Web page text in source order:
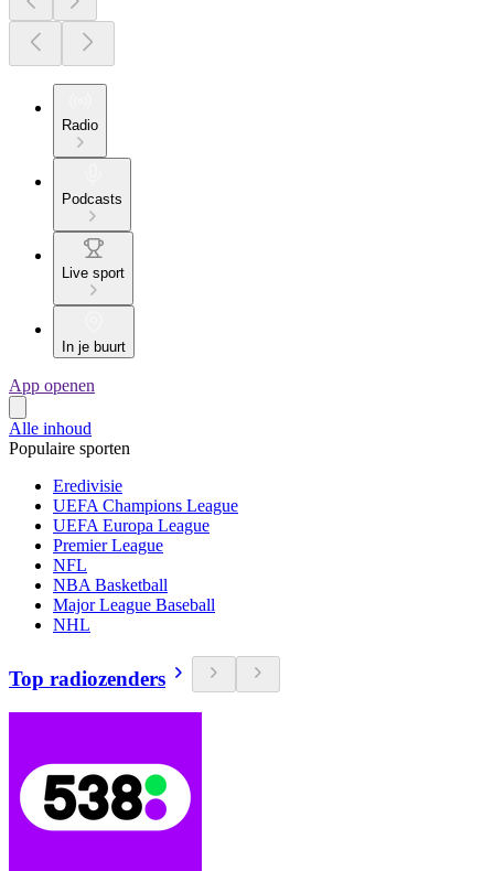
Radio
Podcasts
Live sport
In je buurt
App openen
Alle inhoud
Populaire sporten
Eredivisie
UEFA Champions League
UEFA Europa League
Premier League
NFL
NBA Basketball
Major League Baseball
NHL
Top radiozenders